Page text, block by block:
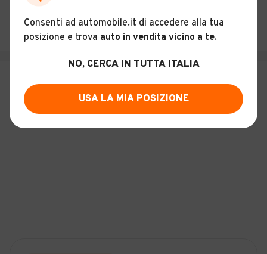
SALVA RICERCA
Consenti ad automobile.it di accedere alla tua
posizione e trova auto in vendita vicino a te.
NO, CERCA IN TUTTA ITALIA
USA LA MIA POSIZIONE